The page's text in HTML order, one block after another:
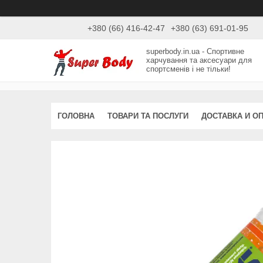
+380 (66) 416-42-47 +380 (63) 691-01-95
superbody.in.ua - Спортивне
харчування та аксесуари для
спортсменів і не тільки!
ГОЛОВНА ТОВАРИ ТА ПОСЛУГИ ДОСТАВКА И